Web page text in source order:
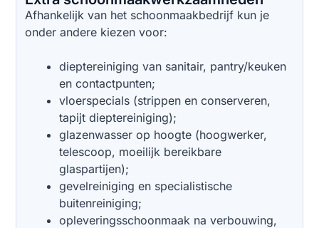
Afhankelijk van het schoonmaakbedrijf kun je
onder andere kiezen voor:
dieptereiniging van sanitair, pantry/keuken
en contactpunten;
vloerspecials (strippen en conserveren,
tapijt dieptereiniging);
glazenwasser op hoogte (hoogwerker,
telescoop, moeilijk bereikbare
glaspartijen);
gevelreiniging en specialistische
buitenreiniging;
opleveringsschoonmaak na verbouwing,